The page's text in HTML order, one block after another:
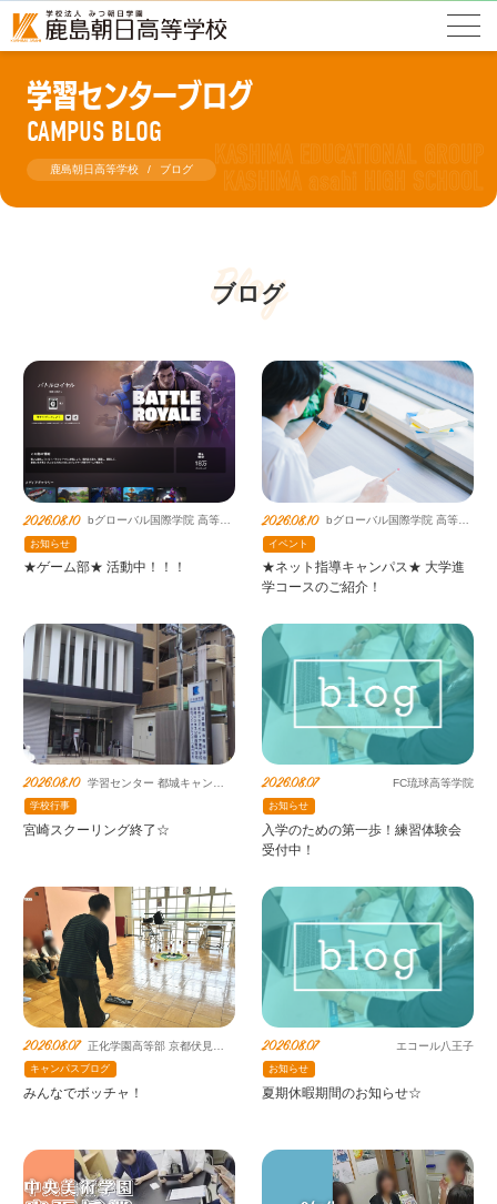
学習センターブログ
CAMPUS BLOG
鹿島朝日高等学校 ブログ
ブログ
Blog
2026.08.10
bグローバル国際学院 高等部
お知らせ
★ゲーム部★ 活動中！！！
2026.08.10
bグローバル国際学院 高等部
イベント
★ネット指導キャンパス★ 大学進
学コースのご紹介！
2026.08.10
学習センター 都城キャンパ
学校行事
宮崎スクーリング終了☆
2026.08.07 FC琉球高等学院
お知らせ
入学のための第一歩！練習体験会
受付中！
2026.08.07
正化学園高等部 京都伏見キ
ャンパス（提携鹿島朝日）
キャンパスブログ
みんなでボッチャ！
2026.08.07 エコール八王子
お知らせ
夏期休暇期間のお知らせ☆